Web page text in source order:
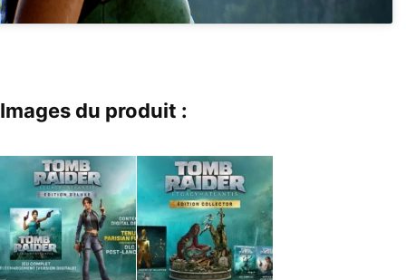
Images du produit :